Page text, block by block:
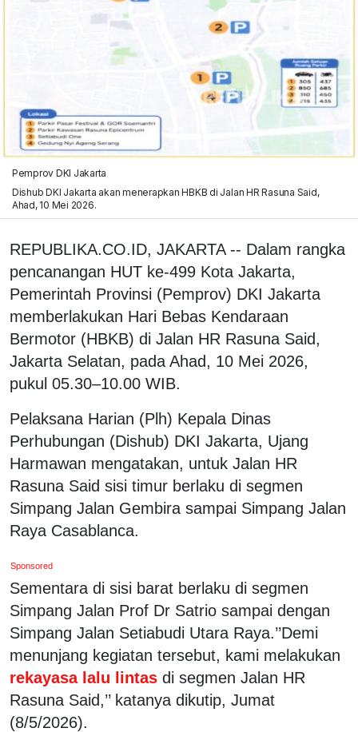
Pemprov DKI Jakarta
Dishub DKI Jakarta akan menerapkan HBKB di Jalan HR Rasuna Said,
Ahad, 10 Mei 2026.
REPUBLIKA.CO.ID, JAKARTA -- Dalam rangka
pencanangan HUT ke-499 Kota Jakarta,
Pemerintah Provinsi (Pemprov) DKI Jakarta
memberlakukan Hari Bebas Kendaraan
Bermotor (HBKB) di Jalan HR Rasuna Said,
Jakarta Selatan, pada Ahad, 10 Mei 2026,
pukul 05.30–10.00 WIB.
Pelaksana Harian (Plh) Kepala Dinas
Perhubungan (Dishub) DKI Jakarta, Ujang
Harmawan mengatakan, untuk Jalan HR
Rasuna Said sisi timur berlaku di segmen
Simpang Jalan Gembira sampai Simpang Jalan
Raya Casablanca.
Sponsored
Sementara di sisi barat berlaku di segmen
Simpang Jalan Prof Dr Satrio sampai dengan
Simpang Jalan Setiabudi Utara Raya.’’Demi
menunjang kegiatan tersebut, kami melakukan
rekayasa lalu lintas di segmen Jalan HR
Rasuna Said,’’ katanya dikutip, Jumat
(8/5/2026).